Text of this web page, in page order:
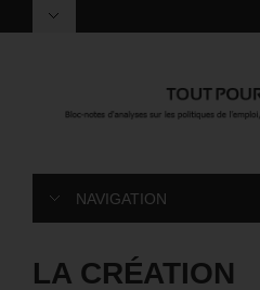
NAVIGATION
LA CRÉATION